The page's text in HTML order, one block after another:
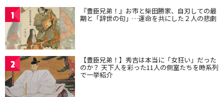
1 『豊臣兄弟！』お市と柴田勝家、自刃しての最
期と「辞世の句」…運命を共にした２人の悲劇
2 【豊臣兄弟！】秀吉は本当に「女狂い」だった
のか？ 天下人を彩った11人の側室たちを時系列
で一挙紹介